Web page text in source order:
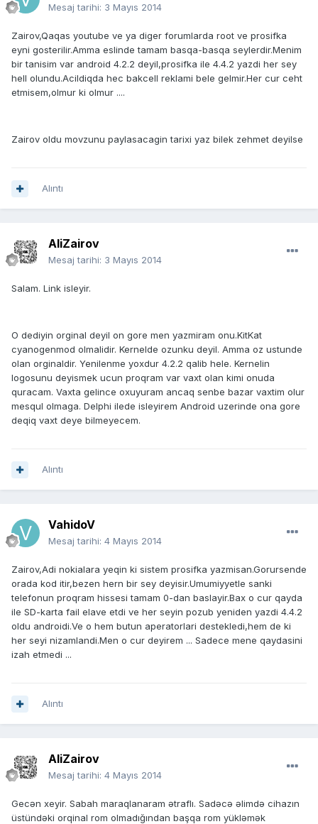
Mesaj tarihi: 3 Mayıs 2014
Zairov,Qaqas youtube ve ya diger forumlarda root ve prosifka
eyni gosterilir.Amma eslinde tamam basqa-basqa seylerdir.Menim
bir tanisim var android 4.2.2 deyil,prosifka ile 4.4.2 yazdi her sey
hell olundu.Acildiqda hec bakcell reklami bele gelmir.Her cur ceht
etmisem,olmur ki olmur ....
Zairov oldu movzunu paylasacagin tarixi yaz bilek zehmet deyilse
Alıntı
AliZairov
Mesaj tarihi: 3 Mayıs 2014
Salam. Link isleyir.
O dediyin orginal deyil on gore men yazmiram onu.KitKat
cyanogenmod olmalidir. Kernelde ozunku deyil. Amma oz ustunde
olan orginaldir. Yenilenme yoxdur 4.2.2 qalib hele. Kernelin
logosunu deyismek ucun proqram var vaxt olan kimi onuda
quracam. Vaxta gelince oxuyuram ancaq senbe bazar vaxtim olur
mesqul olmaga. Delphi ilede isleyirem Android uzerinde ona gore
deqiq vaxt deye bilmeyecem.
Alıntı
VahidoV
Mesaj tarihi: 4 Mayıs 2014
Zairov,Adi nokialara yeqin ki sistem prosifka yazmisan.Gorursende
orada kod itir,bezen hern bir sey deyisir.Umumiyyetle sanki
telefonun proqram hissesi tamam 0-dan baslayir.Bax o cur qayda
ile SD-karta fail elave etdi ve her seyin pozub yeniden yazdi 4.4.2
oldu androidi.Ve o hem butun aperatorlari destekledi,hem de ki
her seyi nizamlandi.Men o cur deyirem ... Sadece mene qaydasini
izah etmedi ...
Alıntı
AliZairov
Mesaj tarihi: 4 Mayıs 2014
Gecən xeyir. Sabah maraqlanaram ətraflı. Sadəcə əlimdə cihazın
üstündəki orqinal rom olmadığından başqa rom yükləmək